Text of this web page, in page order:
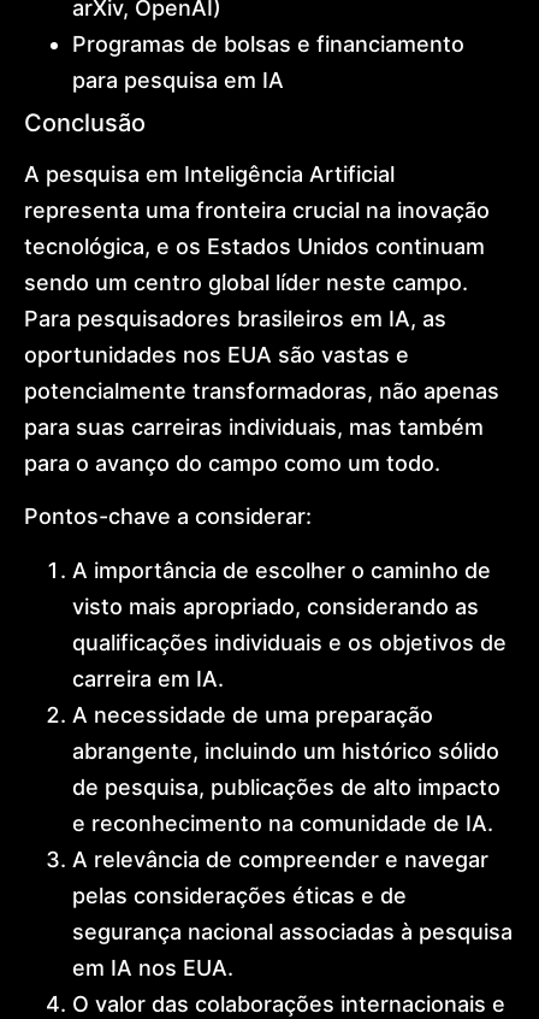
arXiv, OpenAI)
Programas de bolsas e financiamento
para pesquisa em IA
Conclusão
A pesquisa em Inteligência Artificial
representa uma fronteira crucial na inovação
tecnológica, e os Estados Unidos continuam
sendo um centro global líder neste campo.
Para pesquisadores brasileiros em IA, as
oportunidades nos EUA são vastas e
potencialmente transformadoras, não apenas
para suas carreiras individuais, mas também
para o avanço do campo como um todo.
Pontos-chave a considerar:
A importância de escolher o caminho de
visto mais apropriado, considerando as
qualificações individuais e os objetivos de
carreira em IA.
A necessidade de uma preparação
abrangente, incluindo um histórico sólido
de pesquisa, publicações de alto impacto
e reconhecimento na comunidade de IA.
A relevância de compreender e navegar
pelas considerações éticas e de
segurança nacional associadas à pesquisa
em IA nos EUA.
O valor das colaborações internacionais e